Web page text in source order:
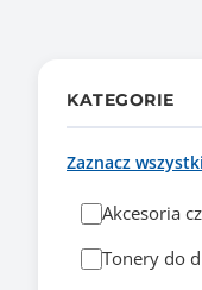
KATEGORIE
Zaznacz
Akcesoria
Tonery do